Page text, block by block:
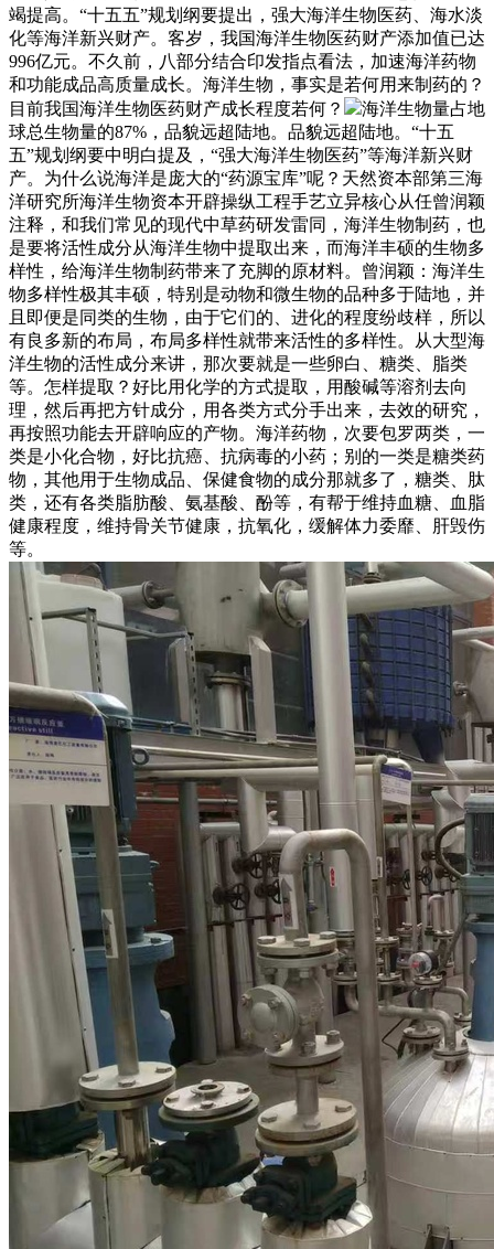
竭提高。“十五五”规划纲要提出，强大海洋生物医药、海水淡
化等海洋新兴财产。客岁，我国海洋生物医药财产添加值已达
996亿元。不久前，八部分结合印发指点看法，加速海洋药物
和功能成品高质量成长。海洋生物，事实是若何用来制药的？
目前我国海洋生物医药财产成长程度若何？
海洋生物量占地
球总生物量的87%，品貌远超陆地。品貌远超陆地。“十五
五”规划纲要中明白提及，“强大海洋生物医药”等海洋新兴财
产。为什么说海洋是庞大的“药源宝库”呢？天然资本部第三海
洋研究所海洋生物资本开辟操纵工程手艺立异核心从任曾润颖
注释，和我们常见的现代中草药研发雷同，海洋生物制药，也
是要将活性成分从海洋生物中提取出来，而海洋丰硕的生物多
样性，给海洋生物制药带来了充脚的原材料。曾润颖：海洋生
物多样性极其丰硕，特别是动物和微生物的品种多于陆地，并
且即便是同类的生物，由于它们的、进化的程度纷歧样，所以
有良多新的布局，布局多样性就带来活性的多样性。从大型海
洋生物的活性成分来讲，那次要就是一些卵白、糖类、脂类
等。怎样提取？好比用化学的方式提取，用酸碱等溶剂去向
理，然后再把方针成分，用各类方式分手出来，去效的研究，
再按照功能去开辟响应的产物。海洋药物，次要包罗两类，一
类是小化合物，好比抗癌、抗病毒的小药；别的一类是糖类药
物，其他用于生物成品、保健食物的成分那就多了，糖类、肽
类，还有各类脂肪酸、氨基酸、酚等，有帮于维持血糖、血脂
健康程度，维持骨关节健康，抗氧化，缓解体力委靡、肝毁伤
等。